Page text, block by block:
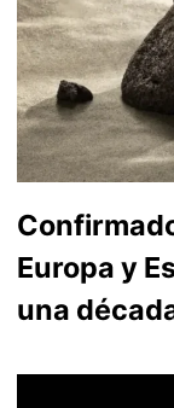
Europa y
una